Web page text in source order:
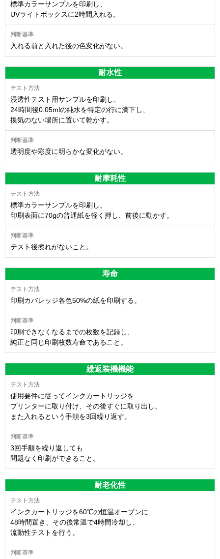
標準カラーサンプルを印刷し、
UVライトボックスに2時間入れる。
入れる前と入れた後の色変化がない。
耐水性
浸透性テスト用サンプルを印刷し、
24時間後0.05mlの純水を特定の行に滴下し、
換気のない場所に置いて乾かす。
透明度や彩度に明らかな変化がない。
耐摩耗性
標準カラーサンプルを印刷し、
印刷表面に70gの普通紙を軽く押し、前後に動かす。
テスト後擦れがないこと。
寿命
印刷カバレッジ各色50%の紙を印刷する。
印刷できなくなるまでの枚数を記録し、
純正と同じ印刷枚数寿命であること。
繰返装機機能
使用要件に従ってインクカートリッジを
プリンターに取り付け、その後すぐに取り出し、
また入れるという手順を3回繰り返す。
3回手順を繰り返しても
問題なく印刷ができること。
耐老化性
インクカートリッジを60℃の恒温オーブンに
48時間置き、その後常温で4時間冷却し、
流動性テストを行う。